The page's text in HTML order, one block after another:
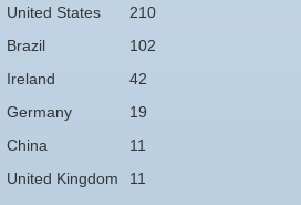
United States
210
Brazil
102
Ireland
42
Germany
19
China
11
United Kingdom
11